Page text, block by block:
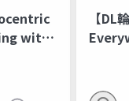
with
【